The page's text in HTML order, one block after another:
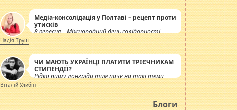
Медіа-консолідація у Полтаві – рецепт проти
утисків
8 вересня – Міжнародний день солідарності
журналістів.
Надія Труш
ЧИ МАЮТЬ УКРАЇНЦІ ПЛАТИТИ ТРІЄЧНИКАМ
СТИПЕНДІЇ?
Рідко пишу лонгріди тим паче на такі теми,
але вже просто дістало! Обурюють сьогоднішні
інсенуації навколо стипендіального питання.
Штучно роздувається ще одна соціальна
катастрофа.
Віталій Улибін
Блоги